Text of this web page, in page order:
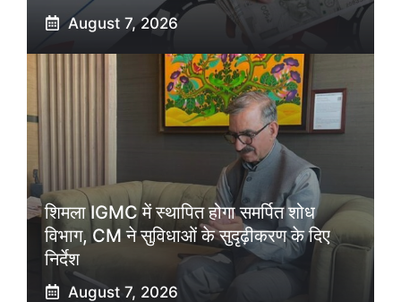
August 7, 2026
शिमला IGMC में स्थापित होगा समर्पित शोध
विभाग, CM ने सुविधाओं के सुदृढ़ीकरण के दिए
निर्देश
August 7, 2026